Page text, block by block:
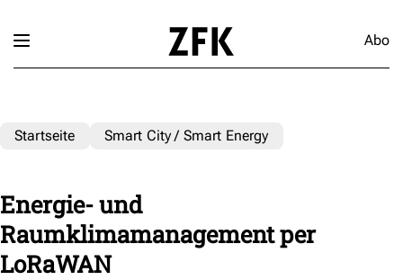
Abo
Startseite Smart City / Smart Energy
Energie- und
Raumklimamanagement per
LoRaWAN